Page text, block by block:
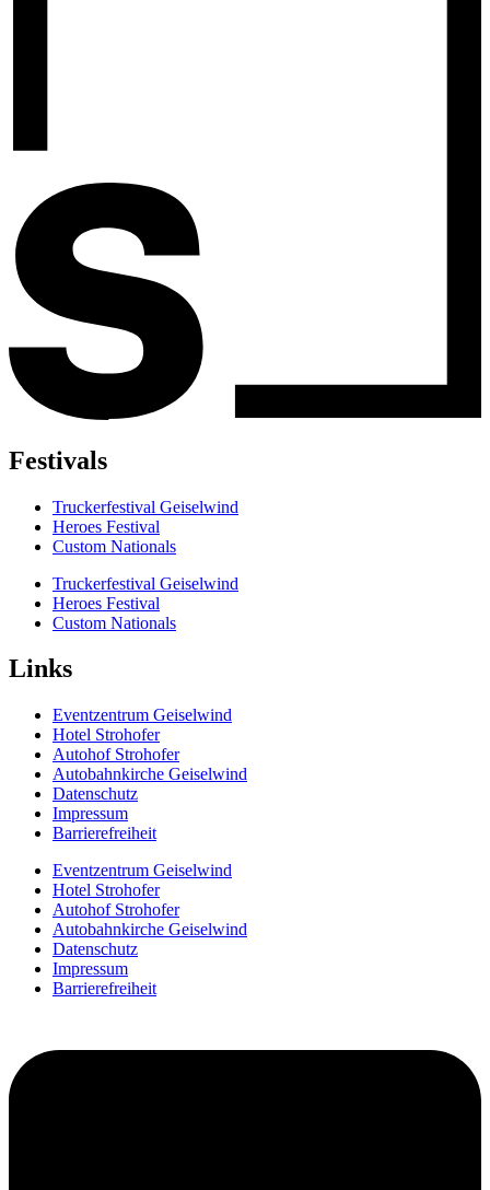
Festivals
Truckerfestival Geiselwind
Heroes Festival
Custom Nationals
Truckerfestival Geiselwind
Heroes Festival
Custom Nationals
Links
Eventzentrum Geiselwind
Hotel Strohofer
Autohof Strohofer
Autobahnkirche Geiselwind
Datenschutz
Impressum
Barrierefreiheit
Eventzentrum Geiselwind
Hotel Strohofer
Autohof Strohofer
Autobahnkirche Geiselwind
Datenschutz
Impressum
Barrierefreiheit